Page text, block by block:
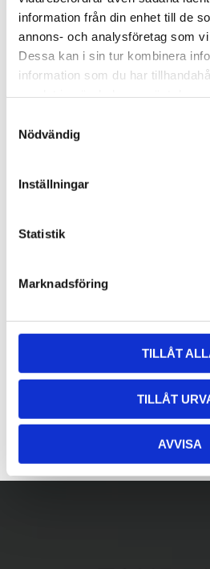
information från din enhet till de
annons- och analysföretag som
Dessa kan i sin tur kombinera
information som du har
Nödvändig
Inställningar
Statistik
Marknadsföring
TILLÅT
TILLÅT
AVVISA
december (1)
november (35)
oktober (19)
september (21)